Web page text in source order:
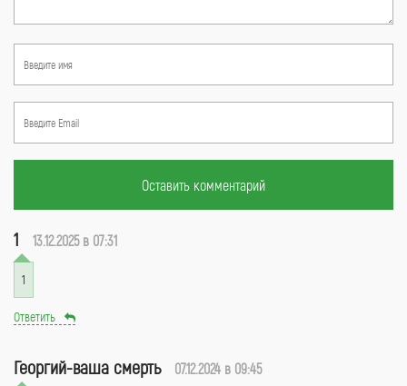
Оставить комментарий
1 13.12.2025 в 07:31
1
Ответить
Георгий-ваша смерть 07.12.2024 в 09:45